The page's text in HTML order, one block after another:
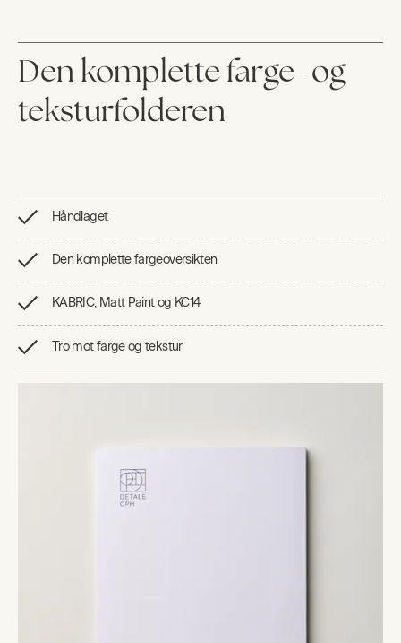
Den komplette farge- og
teksturfolderen
Håndlaget
Den komplette fargeoversikten
KABRIC, Matt Paint og KC14
Tro mot farge og tekstur